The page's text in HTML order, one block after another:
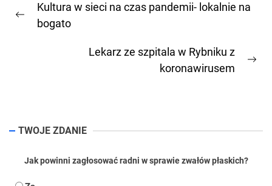
wpisu
Previous
Kultura w sieci na czas pandemii- lokalnie na
bogato
Lekarz ze szpitala w Rybniku z
koronawirusem
TWOJE ZDANIE
Jak powinni zagłosować radni w sprawie zwałów płaskich?